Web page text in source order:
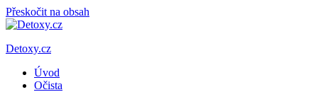
Přeskočit na obsah
Detoxy.cz
Úvod
Očista